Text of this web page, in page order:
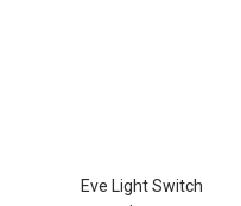
Eve Light Switch